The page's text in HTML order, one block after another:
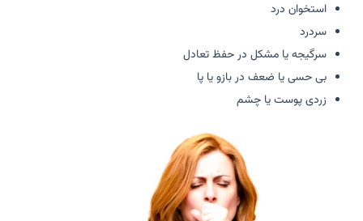
استخوان درد
سردرد
سرگیجه یا مشکل در حفظ تعادل
بی حسی یا ضعف در بازو یا پا
زردی پوست یا چشم